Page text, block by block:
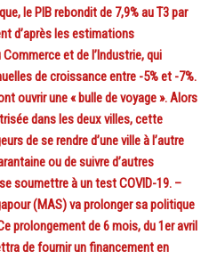
le PIB rebondit de 7,9% au T3 par
d’après les estimations
et de l’Industrie, qui
de croissance entre -5% et -7%.
ouvrir une « bulle de voyage ». Alors
dans les deux villes, cette
de se rendre d’une ville à l’autre
ou de suivre d’autres
soumettre à un test COVID-19. –
(MAS) va prolonger sa politique
prolongement de 6 mois, du 1er avril
de fournir un financement en